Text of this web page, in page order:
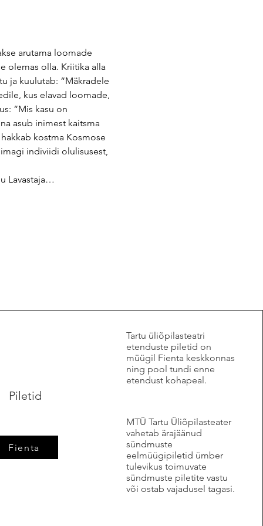
arutama loomade
olemas olla. Kriitika alla
ja kuulutab: “Mäkradele
kus elavad loomade,
“Mis kasu on
asub inimest kaitsma
kostma Kosmose
indiviidi olulisusest,
Lavastaja…
Piletid
Fienta
​Tartu üliõpilasteatri
etenduste piletid on
müügil Fienta keskkonnas
ning pool tundi enne
etendust kohapeal.
MTÜ Tartu Üliõpilasteater
vahetab ärajäänud
sündmuste
eelmüügipiletid ümber
tulevikus toimuvate
sündmuste piletite vastu
või ostab vajadusel tagasi.